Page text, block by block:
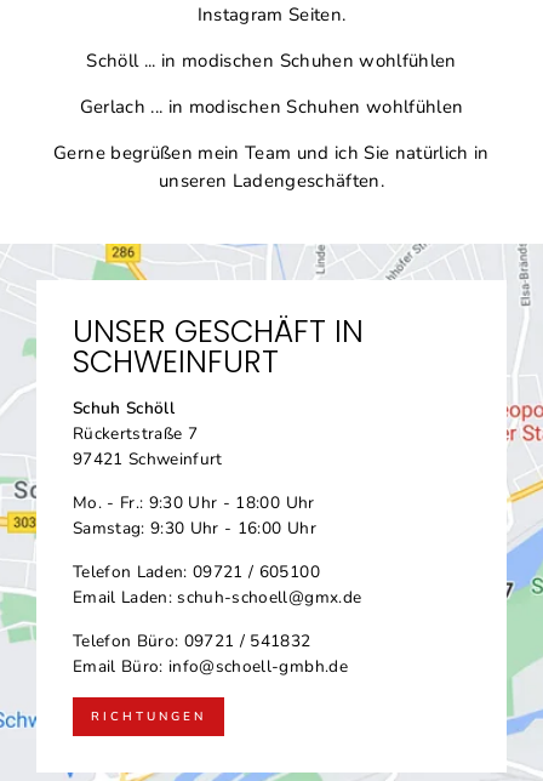
Instagram Seiten.
Schöll ... in modischen Schuhen wohlfühlen
Gerlach ... in modischen Schuhen wohlfühlen
Gerne begrüßen mein Team und ich Sie natürlich in
unseren Ladengeschäften.
UNSER GESCHÄFT IN
SCHWEINFURT
Schuh Schöll
Rückertstraße 7
97421 Schweinfurt
Mo. - Fr.: 9:30 Uhr - 18:00 Uhr
Samstag: 9:30 Uhr - 16:00 Uhr
Telefon Laden: 09721 / 605100
Email Laden: schuh-schoell@gmx.de
Telefon Büro: 09721 / 541832
Email Büro: info@schoell-gmbh.de
RICHTUNGEN